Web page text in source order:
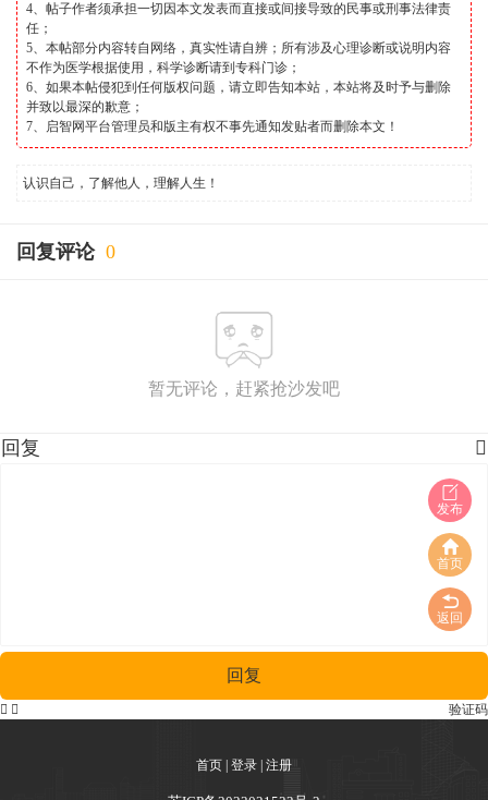
4、帖子作者须承担一切因本文发表而直接或间接导致的民事或刑事法律责
任；
5、本帖部分内容转自网络，真实性请自辨；所有涉及心理诊断或说明内容
不作为医学根据使用，科学诊断请到专科门诊；
6、如果本帖侵犯到任何版权问题，请立即告知本站，本站将及时予与删除
并致以最深的歉意；
7、启智网平台管理员和版主有权不事先通知发贴者而删除本文！
认识自己，了解他人，理解人生！
回复评论 0
暂无评论，赶紧抢沙发吧
发布
首页
返回

回复
回复
验证码
 
首页 登录 注册